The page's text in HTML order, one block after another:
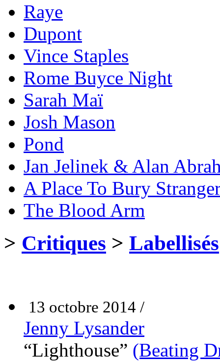
Raye
Dupont
Vince Staples
Rome Buyce Night
Sarah Maï
Josh Mason
Pond
Jan Jelinek & Alan
A Place To Bury
The Blood Arm
> Critiques > Labellisés
13 octobre 2014 /
Jenny Lysander
“Lighthouse” (Beating